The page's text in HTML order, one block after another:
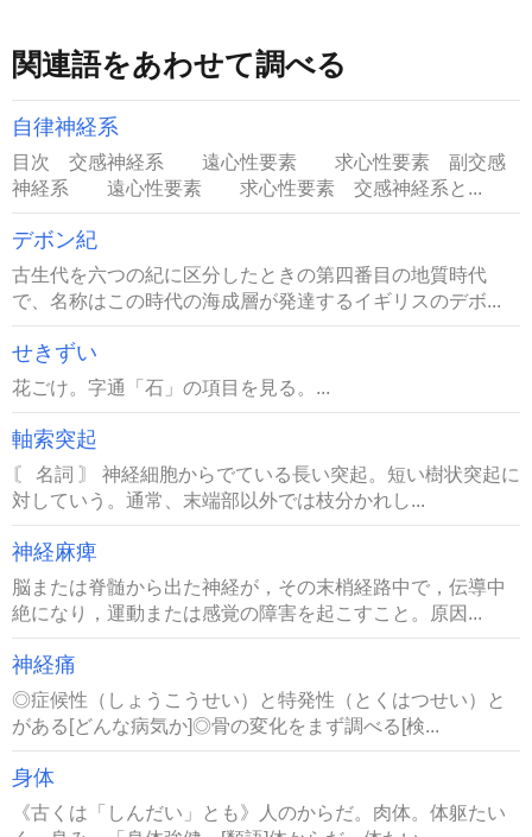
関連語をあわせて調べる
自律神経系
目次 交感神経系 遠心性要素 求心性要素 副交感
神経系 遠心性要素 求心性要素 交感神経系と...
デボン紀
古生代を六つの紀に区分したときの第四番目の地質時代
で、名称はこの時代の海成層が発達するイギリスのデボ...
せきずい
花ごけ。字通「石」の項目を見る。...
軸索突起
〘 名詞 〙 神経細胞からでている長い突起。短い樹状突起に
対していう。通常、末端部以外では枝分かれし...
神経麻痺
脳または脊髄から出た神経が，その末梢経路中で，伝導中
絶になり，運動または感覚の障害を起こすこと。原因...
神経痛
◎症候性（しょうこうせい）と特発性（とくはつせい）と
がある[どんな病気か]◎骨の変化をまず調べる[検...
身体
《古くは「しんだい」とも》人のからだ。肉体。体躯たい